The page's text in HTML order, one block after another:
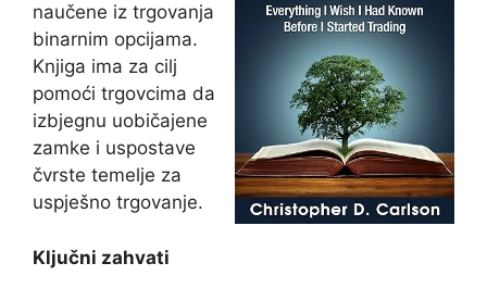
naučene iz trgovanja
binarnim opcijama.
Knjiga ima za cilj
pomoći trgovcima da
izbjegnu uobičajene
zamke i uspostave
čvrste temelje za
uspješno trgovanje.
Ključni zahvati